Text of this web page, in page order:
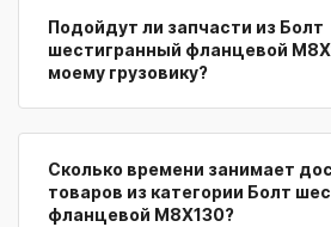
Подойдут ли запчасти из Болт
шестигранный фланцевой
моему грузовику?
Сколько времени занимает
товаров из категории Болт
фланцевой M8X130?